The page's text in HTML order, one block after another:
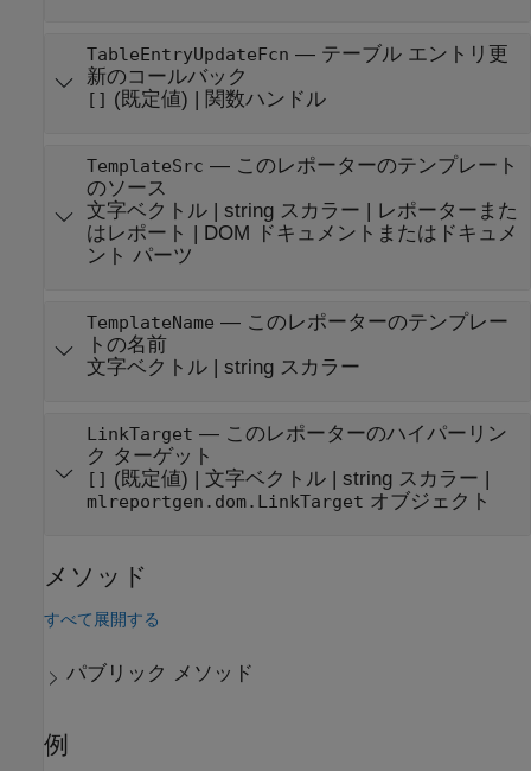
TableEntryUpdateFcn — テーブル エントリ更
新のコールバック
[] (既定値) | 関数ハンドル
TemplateSrc — このレポーターのテンプレート
のソース
文字ベクトル| string スカラー | レポーターまた
はレポート | DOM ドキュメントまたはドキュメ
ント パーツ
TemplateName — このレポーターのテンプレー
トの名前
文字ベクトル| string スカラー
LinkTarget — このレポーターのハイパーリン
ク ターゲット
[] (既定値) | 文字ベクトル| string スカラー |
mlreportgen.dom.LinkTarget オブジェクト
メソッド
すべて展開する
パブリック メソッド
例